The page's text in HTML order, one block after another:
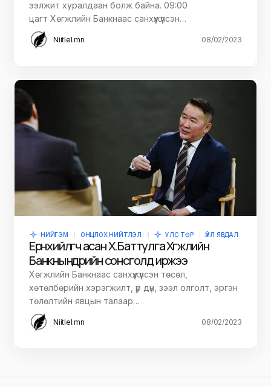
ээлжит хуралдаан болж байна. 09:00
цагт Хөгжлийн Банкнаас санхүүжүүлсэн…
Niitlel.mn 08/02/2023
НИЙГЭМ ОНЦЛОХ НИЙТЛЭЛ УЛС ТӨР ҮЙЛ ЯВДАЛ
Ерөнхийлөгч асан Х.Баттулга Хөгжлийн
Банкны өнөөдрийн сонсголд иржээ
Хөгжлийн Банкнаас санхүүжүүлсэн төсөл,
хөтөлбөрийн хэрэгжилт, үр дүн, зээл олголт, эргэн
төлөлтийн явцын талаар…
Niitlel.mn 08/02/2023